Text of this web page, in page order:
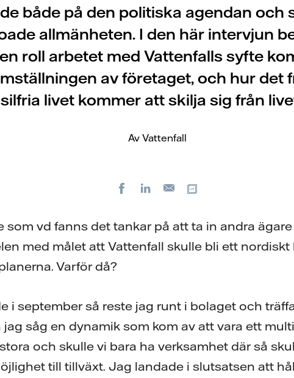
både på den politiska agendan och
allmänheten. I den här intervjun
roll arbetet med Vattenfalls syfte
av företaget, och hur det
livet kommer att skilja sig från
Av Vattenfall
FacebookLinkedIn
E-
som vd fanns det tankar på att ta in andra
med målet att Vattenfall skulle bli ett nordiskt
Varför då?
i september så reste jag runt i bolaget och
jag såg en dynamik som kom av att vara ett
och skulle vi bara ha verksamhet där så
till tillväxt. Jag landade i slutsatsen att